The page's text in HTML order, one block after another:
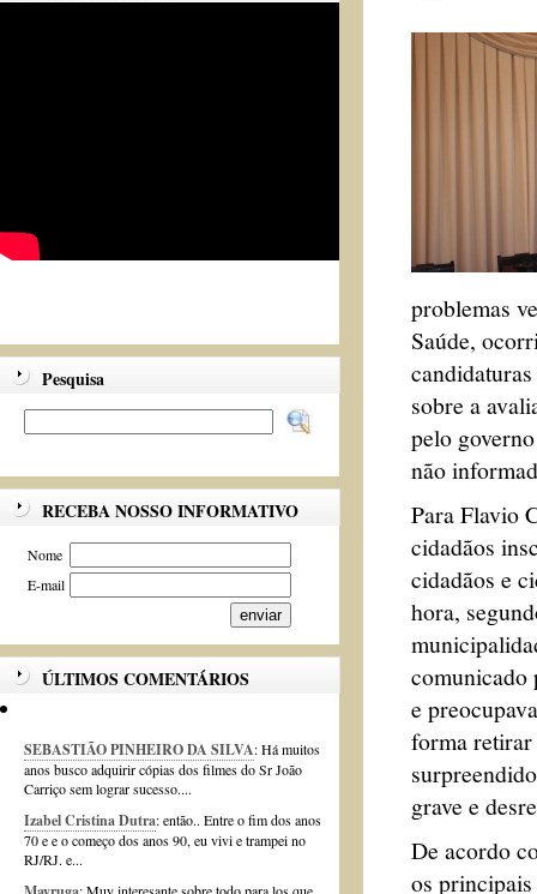
Pesquisa
RECEBA NOSSO INFORMATIVO
Nome
E-mail
ÚLTIMOS COMENTÁRIOS
SEBASTIÃO PINHEIRO DA SILVA: Há muitos
anos busco adquirir cópias dos filmes do Sr João
Carriço sem lograr sucesso....
Izabel Cristina Dutra: então.. Entre o fim dos anos
70 e e o começo dos anos 90, eu vivi e trampei no
RJ/RJ. e...
problemas
Saúde,
sobre a
pelo
não
Para Flavio
cidadãos
cidadãos e
hora,
comunicado
e
forma retirar
grave e
De acordo
os